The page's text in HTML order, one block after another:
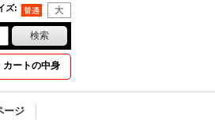
ズ:
カートの中身
ージ